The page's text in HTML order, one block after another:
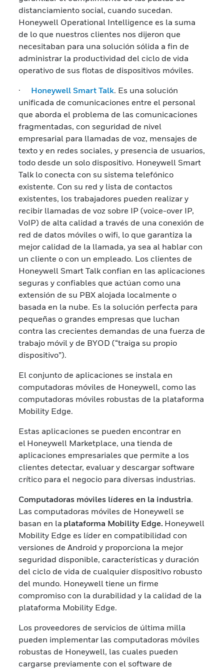
distanciamiento social, cuando sucedan.
Honeywell Operational Intelligence es la suma
de lo que nuestros clientes nos dijeron que
necesitaban para una solución sólida a fin de
administrar la productividad del ciclo de vida
operativo de sus flotas de dispositivos móviles.
· Honeywell Smart Talk. Es una solución
unificada de comunicaciones entre el personal
que aborda el problema de las comunicaciones
fragmentadas, con seguridad de nivel
empresarial para llamadas de voz, mensajes de
texto y en redes sociales, y presencia de usuarios,
todo desde un solo dispositivo. Honeywell Smart
Talk lo conecta con su sistema telefónico
existente. Con su red y lista de contactos
existentes, los trabajadores pueden realizar y
recibir llamadas de voz sobre IP (voice-over IP,
VoIP) de alta calidad a través de una conexión de
red de datos móviles o wifi, lo que garantiza la
mejor calidad de la llamada, ya sea al hablar con
un cliente o con un empleado. Los clientes de
Honeywell Smart Talk confian en las aplicaciones
seguras y confiables que actúan como una
extensión de su PBX alojada localmente o
basada en la nube. Es la solución perfecta para
pequeñas o grandes empresas que luchan
contra las crecientes demandas de una fuerza de
trabajo móvil y de BYOD (“traiga su propio
dispositivo”).
El conjunto de aplicaciones se instala en
computadoras móviles de Honeywell, como las
computadoras móviles robustas de la plataforma
Mobility Edge.
Estas aplicaciones se pueden encontrar en
el Honeywell Marketplace, una tienda de
aplicaciones empresariales que permite a los
clientes detectar, evaluar y descargar software
crítico para el negocio para diversas industrias.
Computadoras móviles líderes en la industria.
Las computadoras móviles de Honeywell se
basan en la plataforma Mobility Edge. Honeywell
Mobility Edge es líder en compatibilidad con
versiones de Android y proporciona la mejor
seguridad disponible, características y duración
del ciclo de vida de cualquier dispositivo robusto
del mundo. Honeywell tiene un firme
compromiso con la durabilidad y la calidad de la
plataforma Mobility Edge.
Los proveedores de servicios de última milla
pueden implementar las computadoras móviles
robustas de Honeywell, las cuales pueden
cargarse previamente con el software de